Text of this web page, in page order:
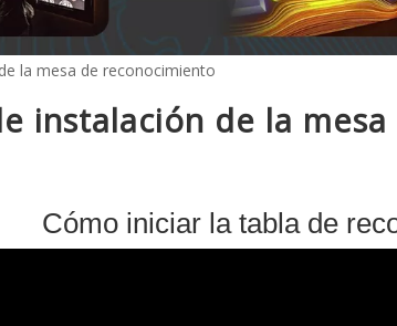
la mesa de reconocimiento
instalación de la
Cómo iniciar la tabla de